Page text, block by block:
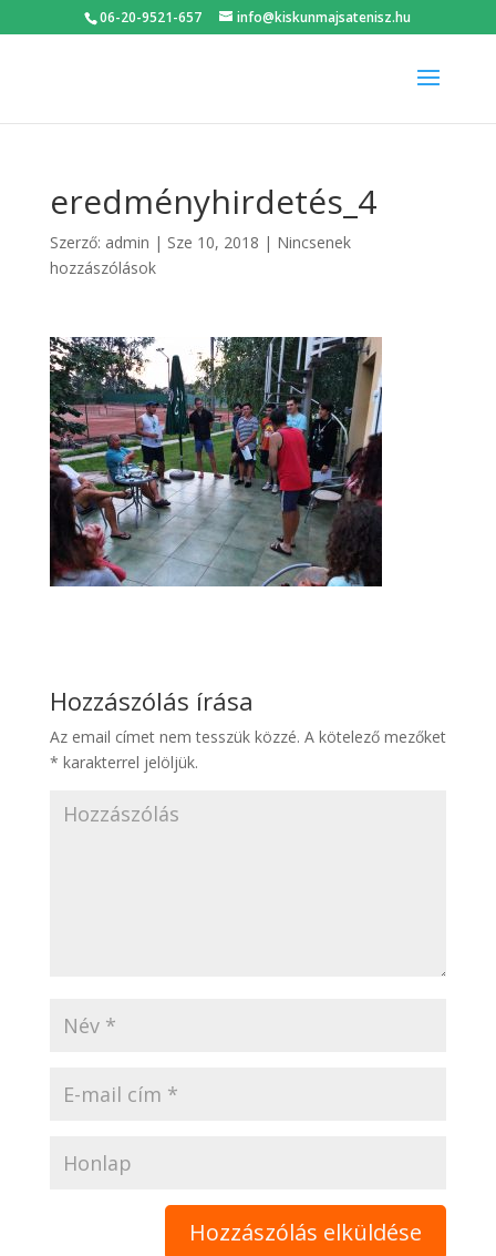
06-20-9521-657 info@kiskunmajsatenisz.hu
eredményhirdetés_4
Szerző: admin | Sze 10, 2018 | Nincsenek
hozzászólások
Hozzászólás írása
Az email címet nem tesszük közzé. A kötelező mezőket
* karakterrel jelöljük.